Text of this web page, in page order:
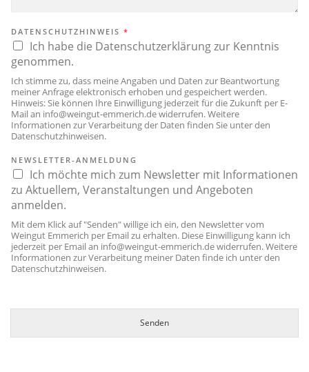
DATENSCHUTZHINWEIS *
Ich habe die Datenschutzerklärung zur Kenntnis
genommen.
Ich stimme zu, dass meine Angaben und Daten zur Beantwortung
meiner Anfrage elektronisch erhoben und gespeichert werden.
Hinweis: Sie können Ihre Einwilligung jederzeit für die Zukunft per E-
Mail an info@weingut-emmerich.dewiderrufen. Weitere
Informationen zur Verarbeitung der Daten finden Sie unter den
Datenschutzhinweisen.
NEWSLETTER-ANMELDUNG
Ich möchte mich zum Newsletter mit Informationen
zu Aktuellem, Veranstaltungen und Angeboten
anmelden.
Mit dem Klick auf "Senden" willige ich ein, den Newsletter vom
Weingut Emmerich per Email zu erhalten. Diese Einwilligung kann ich
jederzeit per Email an info@weingut-emmerich.dewiderrufen. Weitere
Informationen zur Verarbeitung meiner Daten finde ich unter den
Datenschutzhinweisen.
Senden